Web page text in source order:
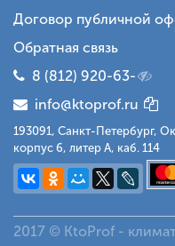
Договор публичной
Обратная связь
8 (812) 920-63-
info@ktoprof.ru
193091, Санкт-Петербург,
корпус 6, литер А, каб. 114
2017 © KtoProf -